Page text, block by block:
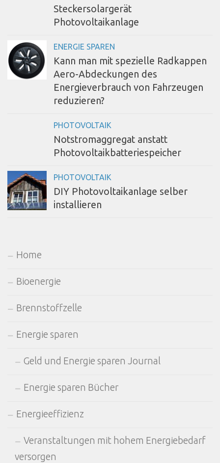
Steckersolargerät
Photovoltaikanlage
ENERGIE SPAREN
Kann man mit spezielle Radkappen
Aero-Abdeckungen des
Energieverbrauch von Fahrzeugen
reduzieren?
PHOTOVOLTAIK
Notstromaggregat anstatt
Photovoltaikbatteriespeicher
PHOTOVOLTAIK
DIY Photovoltaikanlage selber
installieren
Home
Bioenergie
Brennstoffzelle
Energie sparen
Geld und Energie sparen Journal
Energie sparen Bücher
Energieeffizienz
Veranstaltungen mit hohem Energiebedarf
versorgen